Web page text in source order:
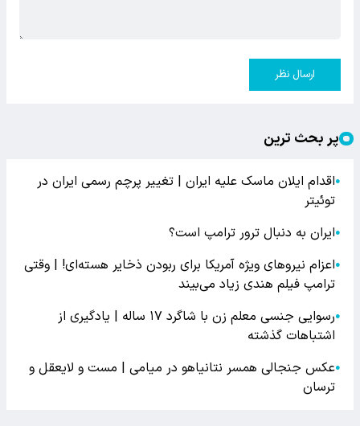
ارسال نظر
پر بحث ترین
●اقدام ایلان ماسک علیه ایران | تغییر پرچم رسمی ایران در
توئیتر
●ایران به دنبال ترور ترامپ است؟
●اعزام نیروهای ویژه آمریکا برای ربودن ذخایر هسته‌ای! | وقتی
ترامپ فیلم هندی زیاد می‌بیند
●
رسوایی جنسی معلم زن با شاگرد ۱۷ ساله | یادگیری از
اشتباهات گذشته
●عکس جنجالی همسر نتانیاهو در میامی | مست و لایعقل و
ترسان